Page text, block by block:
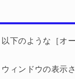
下のような［オ
ィンドウの表示